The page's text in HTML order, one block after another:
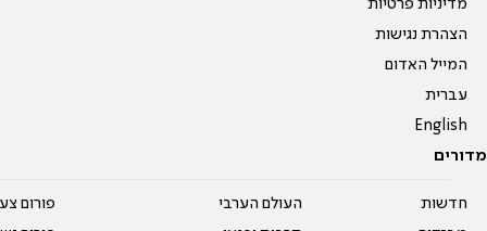
מדיניות פרטיות
הצהרת נגישות
המייל האדום
עברית
English
מדורים
חדשות
העולם הערבי
פורום